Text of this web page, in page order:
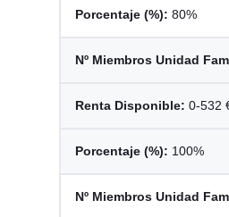
80%
0-532
100%